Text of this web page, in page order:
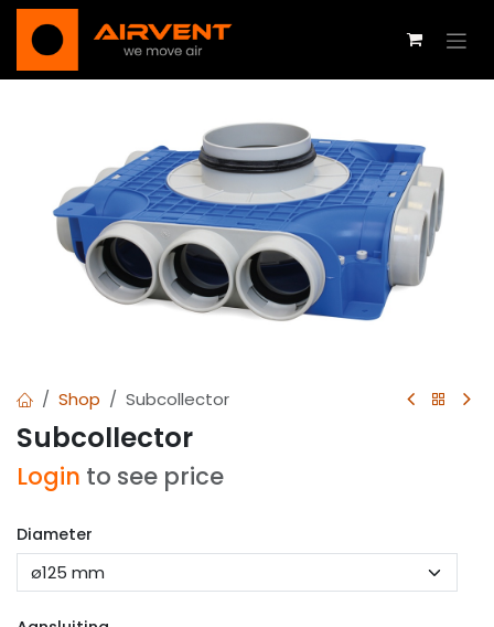
Overslaan naar inhoud
Shop Subcollector
Subcollector
Login to see price
Diameter